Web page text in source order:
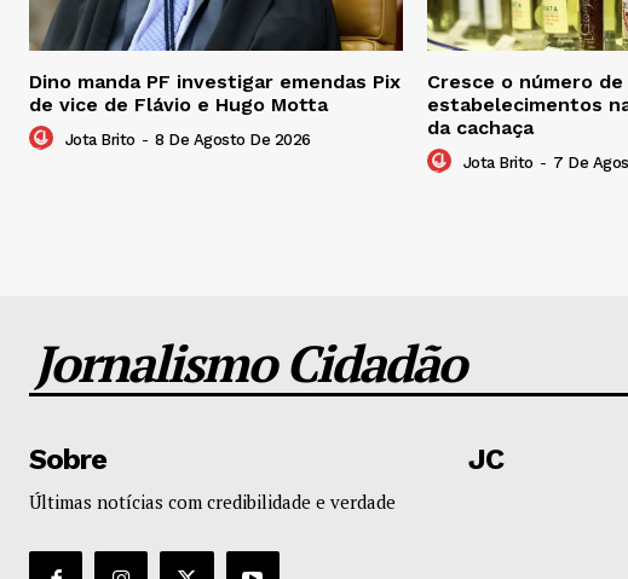
Dino manda PF investigar emendas Pix
de vice de Flávio e Hugo Motta
Jota Brito - 8 De Agosto De 2026
Cresce o número de
estabelecimentos
da cachaça
Jota Brito - 7 De
Jornalismo Cidadão
Sobre
Últimas notícias com credibilidade e verdade
JC